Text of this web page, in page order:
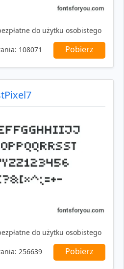
do użytku osobistego
108071 Pobierz
do użytku osobistego
256639 Pobierz